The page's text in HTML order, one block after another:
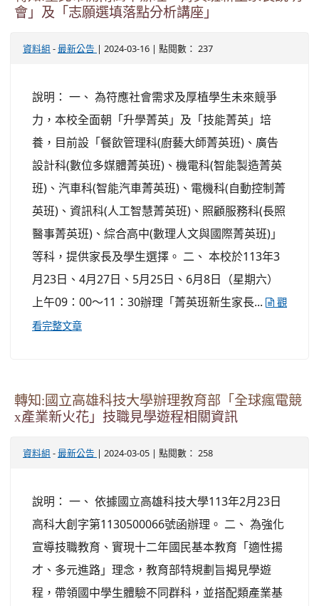
會」及「志願選填落點分析講座」
資料組 - 最新公告 | 2024-03-16 | 點閱數： 237
說明： 一、 為符應社會需求及厚植學生未來競爭
力，本校全面朝「升學菁英」及「技能菁英」培
養，目前設「餐飲管理科(廚藝大師菁英班)、廣告
設計科(數位多媒體菁英班)、機電科(智能製造菁英
班)、汽車科(智能汽車菁英班)、電機科(自動控制菁
英班)、資訊科(人工智慧菁英班)、照顧服務科(長照
醫事菁英班)、綜合高中(數理人文與國際菁英班)」
等科，提供家長及學生選擇。 二、 本校於113年3
月23日、4月27日、5月25日、6月8日（星期六）
上午09：00～11：30辦理「菁英班新生家長...
觀
看完整文章
轉知:國立高雄科技大學辦理教育部「全球瘋電競
x產業新火花」技職見學遊程相關資訊
資料組 - 最新公告 | 2024-03-05 | 點閱數： 258
說明： 一、 依據國立高雄科技大學113年2月23日
高科大創字第1130500066號函辦理。 二、 為強化
宣導技職教育、實現十二年國民基本教育「適性揚
才、多元進路」理念，教育部特規劃旨揭見學遊
程，帶領國中學生體驗不同群科，並搭配類產業基